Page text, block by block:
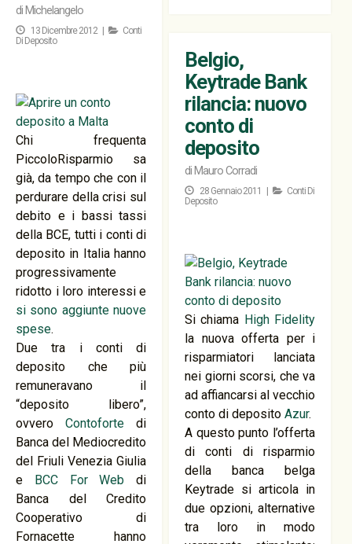
di Michelangelo
13 Dicembre 2012 |
Conti
Di Deposito
Chi frequenta
PiccoloRisparmio sa
già, da tempo che con il
perdurare della crisi sul
debito e i bassi tassi
della BCE, tutti i conti di
deposito in Italia hanno
progressivamente
ridotto i loro interessi e
si sono aggiunte nuove
spese.
Due tra i conti di
deposito che più
remuneravano il
“deposito libero”,
ovveroContoforte di
Banca del Mediocredito
del Friuli Venezia Giulia
e BCC For Web di
Banca del Credito
Cooperativo di
Fornacette hanno
Belgio,
Keytrade Bank
rilancia: nuovo
conto di
deposito
di Mauro Corradi
28 Gennaio 2011 |
Conti Di
Deposito
Si chiama High Fidelity
la nuova offerta per i
risparmiatori lanciata
nei giorni scorsi, che va
ad affiancarsi al vecchio
conto di deposito Azur.
A questo punto l’offerta
di conti di risparmio
della banca belga
Keytrade si articola in
due opzioni, alternative
tra loro in modo